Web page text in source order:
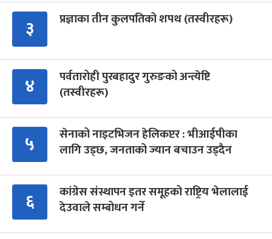
३ प्रज्ञाका तीन कुलपतिको शपथ (तस्वीरहरू)
४
पर्वतारोही पुरबहादुर गुरुङको अन्त्येष्टि
(तस्वीरहरू)
५
सेनाको नाइटभिजन हेलिकप्टर : भीआईपीका
लागि उड्छ, जनताको ज्यान बचाउन उड्दैन
६
कांग्रेस संस्थापन इतर समूहको राष्ट्रिय भेलालाई
देउवाले सम्बोधन गर्ने